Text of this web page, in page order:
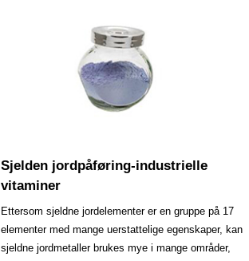
Sjelden jordpåføring-industrielle
vitaminer
Ettersom sjeldne jordelementer er en gruppe på 17
elementer med mange uerstattelige egenskaper, kan
sjeldne jordmetaller brukes mye i mange områder,